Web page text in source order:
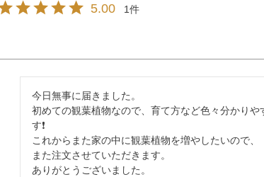
5.00 1
今日無事に届きました。
初めての観葉植物なので、育て方など色々分かり
す❗
これからまた家の中に観葉植物を増やしたいので、
また注文させていただきます。
ありがとうございました。